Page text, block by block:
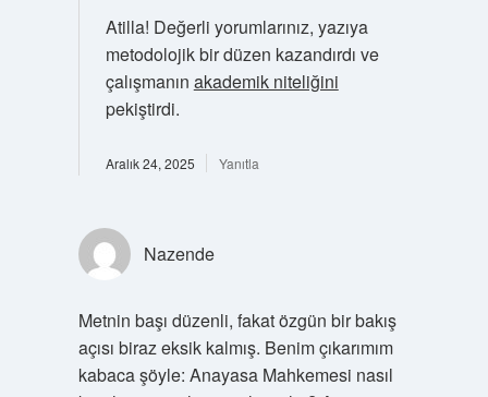
Atilla! Değerli yorumlarınız, yazıya
metodolojik bir düzen kazandırdı ve
çalışmanın akademik niteliğini
pekiştirdi.
Aralık 24, 2025 Yanıtla
Nazende
Metnin başı düzenli, fakat özgün bir bakış
açısı biraz eksik kalmış. Benim çıkarımım
kabaca şöyle: Anayasa Mahkemesi nasıl